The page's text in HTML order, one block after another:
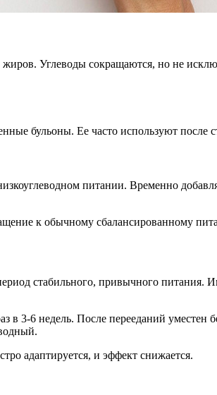
Углеводы сокращаются, но не
бульоны. Ее часто используют после
питании. Временно
к обычному сбалансированному
стабильного, привычного питания.
3-6 недель. После перееданий уместен
адаптируется, и эффект снижается.